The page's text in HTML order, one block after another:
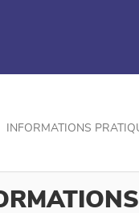
INFORMATIONS